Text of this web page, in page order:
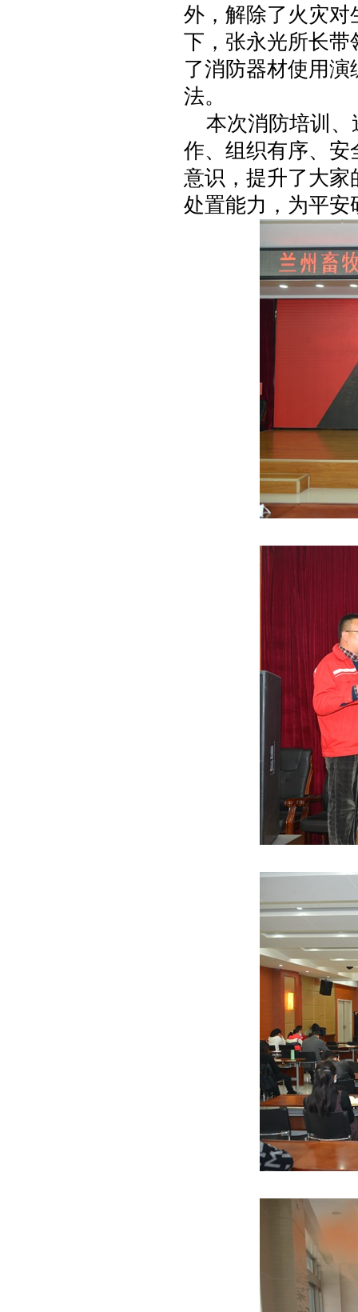
外，解除了火灾对
下，张永光所长带
了消防器材使用
法。
本次消防培训、
作、组织有序、安
意识，提升了大家
处置能力，为平安